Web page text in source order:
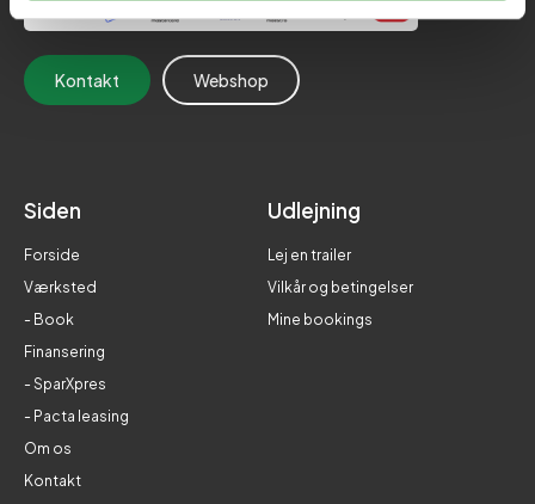
Kontakt Webshop
Siden
Forside
Værksted
- Book
Finansering
- SparXpres
- Pacta leasing
Om os
Kontakt
Udlejning
Lej en trailer
Vilkår og betingelser
Mine bookings